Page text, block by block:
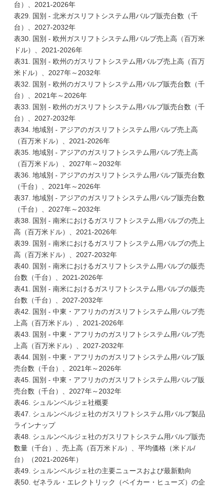
台）、2021-2026年
表29. 国別 - 北米ガスリフトシステム用バルブ販売台数（千
台）、2027-2032年
表30. 国別 - 欧州ガスリフトシステム用バルブ売上高（百万米
ドル）、2021-2026年
表31. 国別 - 欧州のガスリフトシステム用バルブ売上高（百万
米ドル）、2027年～2032年
表32. 国別 - 欧州のガスリフトシステム用バルブ販売台数（千
台）、2021年～2026年
表33. 国別 - 欧州のガスリフトシステム用バルブ販売台数（千
台）、2027-2032年
表34. 地域別 - アジアのガスリフトシステム用バルブ売上高
（百万米ドル）、2021-2026年
表35. 地域別 - アジアのガスリフトシステム用バルブ売上高
（百万米ドル）、2027年～2032年
表36. 地域別 - アジアのガスリフトシステム用バルブ販売台数
（千台）、2021年～2026年
表37. 地域別 - アジアのガスリフトシステム用バルブ販売台数
（千台）、2027年～2032年
表38. 国別 - 南米におけるガスリフトシステム用バルブの売上
高（百万米ドル）、2021-2026年
表39. 国別 - 南米におけるガスリフトシステム用バルブの売上
高（百万米ドル）、2027-2032年
表40. 国別 - 南米におけるガスリフトシステム用バルブの販売
台数（千台）、2021-2026年
表41. 国別 - 南米におけるガスリフトシステム用バルブの販売
台数（千台）、2027-2032年
表42. 国別 - 中東・アフリカのガスリフトシステム用バルブ売
上高（百万米ドル）、2021-2026年
表43. 国別 - 中東・アフリカのガスリフトシステム用バルブ売
上高（百万米ドル）、2027-2032年
表44. 国別 - 中東・アフリカのガスリフトシステム用バルブ販
売台数（千台）、2021年～2026年
表45. 国別 - 中東・アフリカのガスリフトシステム用バルブ販
売台数（千台）、2027年～2032年
表46. シュルンベルジェ社概要
表47. シュルンベルジェ社のガスリフトシステム用バルブ製品
ラインナップ
表48. シュルンベルジェ社のガスリフトシステム用バルブ販売
数量（千台）、売上高（百万米ドル）、平均価格（米ドル/
台）（2021-2026年）
表49. シュルンベルジェ社の主要ニュースおよび最新動向
表50. ゼネラル・エレクトリック（ベイカー・ヒューズ）の企